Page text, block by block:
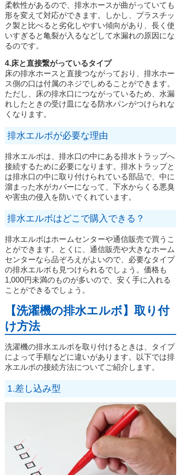
柔軟性があるので、排水ホースが曲がっていても
形を変えて対応ができます。しかし、プラスチッ
ク製と比べると劣化しやすい傾向があり、長く使
いすぎると亀裂が入るなどして水漏れの原因にな
るのです。
4.床と直接繋がっているタイプ
床の排水ホースと直接つながっており、排水ホー
ス側の口は付属のネジでしめることができます。
ただし、床の排水口につながっているため、水漏
れしたときの受け皿になる防水パンがつけられな
くなります。
排水エルボが必要な理由
排水エルボは、排水口の中にある排水トラップへ
接続するために必要になります。排水トラップと
は排水口の中に取り付けられている部品で、中に
溜まった水がカバーになって、下水からくる悪臭
や害虫の侵入を防いでくれています。
排水エルボはどこで購入できる？
排水エルボはホームセンターや通信販売で買うこ
とができます。とくに、通信販売や大きなホーム
センターなら品ぞろえがよいので、必要なタイプ
の排水エルボも見つけられるでしょう。価格も
1,000円未満のものが多いので、安く手に入れる
ことができるでしょう。
【洗濯機の排水エルボ】取り付
け方法
洗濯機の排水エルボを取り付けるときは、タイプ
によって手順などに違いがあります。以下では排
水エルボの接続方法についてご紹介します。
1.差し込み型